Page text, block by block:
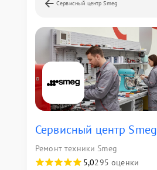
Сервисный центр Smeg
Сервисный центр Smeg
Ремонт техники Smeg
5,0295 оценки